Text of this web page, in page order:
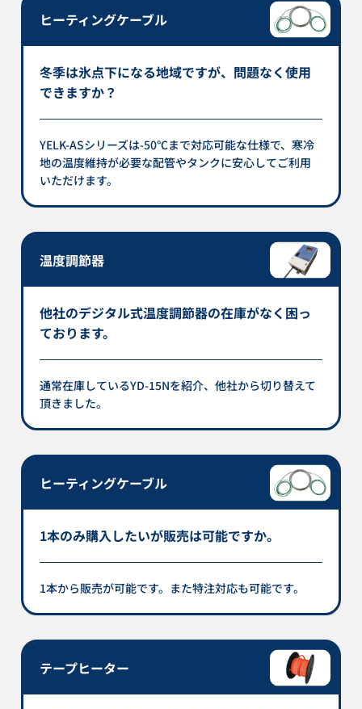
ヒーティングケーブル
冬季は氷点下になる地域ですが、問題なく使用
できますか？
YELK-ASシリーズは-50℃まで対応可能な仕様で、寒冷
地の温度維持が必要な配管やタンクに安心してご利用
いただけます。
温度調節器
他社のデジタル式温度調節器の在庫がなく困っ
ております。
通常在庫しているYD-15Nを紹介、他社から切り替えて
頂きました。
ヒーティングケーブル
1本のみ購入したいが販売は可能ですか。
1本から販売が可能です。また特注対応も可能です。
テープヒーター